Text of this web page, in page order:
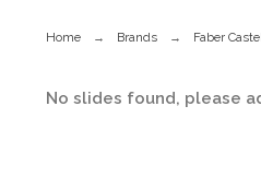
No slides found, please
Home Brands Faber